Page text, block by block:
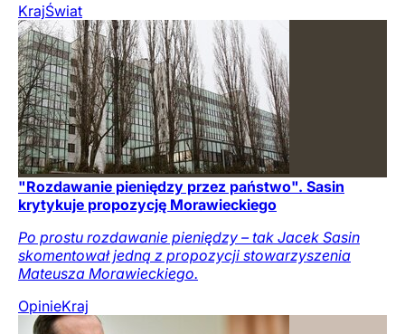
KrajŚwiat
"Rozdawanie pieniędzy przez państwo". Sasin
krytykuje propozycję Morawieckiego
Po prostu rozdawanie pieniędzy – tak Jacek Sasin
skomentował jedną z propozycji stowarzyszenia
Mateusza Morawieckiego.
OpinieKraj